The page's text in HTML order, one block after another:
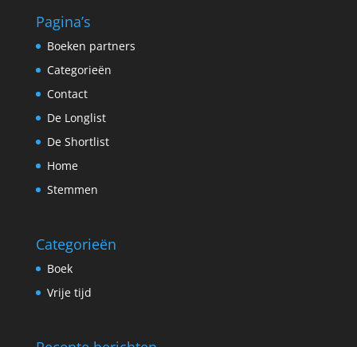
Pagina’s
Boeken partners
Categorieën
Contact
De Longlist
De Shortlist
Home
Stemmen
Categorieën
Boek
Vrije tijd